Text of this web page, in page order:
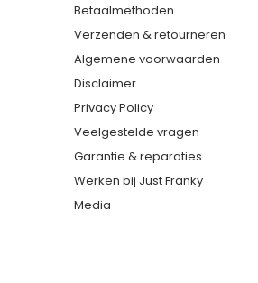
Betaalmethoden
Verzenden & retourneren
Algemene voorwaarden
Disclaimer
Privacy Policy
Veelgestelde vragen
Garantie & reparaties
Werken bij Just Franky
Media